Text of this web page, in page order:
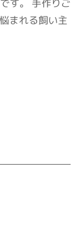
す。 手作りご
まれる飼い主